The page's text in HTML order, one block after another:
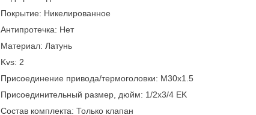
Покрытие: Никелированное
Антипротечка: Нет
Материал: Латунь
Kvs: 2
Присоединение привода/термоголовки: M30x1.5
Присоединительный размер, дюйм: 1/2x3/4 EK
Состав комплекта: Только клапан